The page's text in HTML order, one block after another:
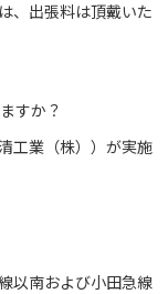
、出張料は頂戴いた
すか？
工業（株））が実施
以南および小田急線